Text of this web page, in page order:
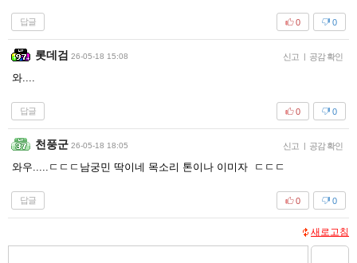
답글 0
0
롯데검 26-05-18 15:08 신고 | 공감 확인
와....
답글 0
0
천풍군 26-05-18 18:05 신고 | 공감 확인
와우.....ㄷㄷㄷ남궁민 딱이네 목소리 톤이나 이미자 ㄷㄷㄷ
답글 0
0
새로고침